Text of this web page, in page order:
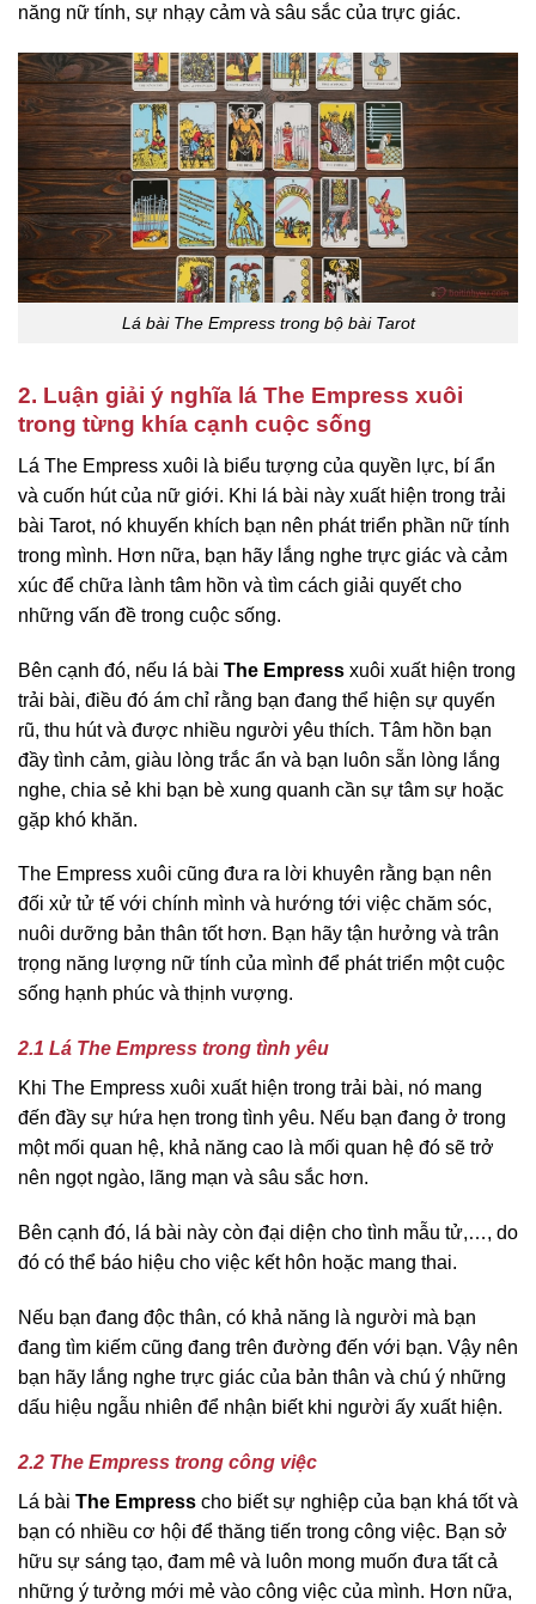
năng nữ tính, sự nhạy cảm và sâu sắc của trực giác.
Lá bài The Empress trong bộ bài Tarot
2. Luận giải ý nghĩa lá The Empress xuôi
trong từng khía cạnh cuộc sống
Lá The Empress xuôi là biểu tượng của quyền lực, bí ẩn
và cuốn hút của nữ giới. Khi lá bài này xuất hiện trong trải
bài Tarot, nó khuyến khích bạn nên phát triển phần nữ tính
trong mình. Hơn nữa, bạn hãy lắng nghe trực giác và cảm
xúc để chữa lành tâm hồn và tìm cách giải quyết cho
những vấn đề trong cuộc sống.
Bên cạnh đó, nếu lá bài The Empress xuôi xuất hiện trong
trải bài, điều đó ám chỉ rằng bạn đang thể hiện sự quyến
rũ, thu hút và được nhiều người yêu thích. Tâm hồn bạn
đầy tình cảm, giàu lòng trắc ẩn và bạn luôn sẵn lòng lắng
nghe, chia sẻ khi bạn bè xung quanh cần sự tâm sự hoặc
gặp khó khăn.
The Empress xuôi cũng đưa ra lời khuyên rằng bạn nên
đối xử tử tế với chính mình và hướng tới việc chăm sóc,
nuôi dưỡng bản thân tốt hơn. Bạn hãy tận hưởng và trân
trọng năng lượng nữ tính của mình để phát triển một cuộc
sống hạnh phúc và thịnh vượng.
2.1 Lá The Empress trong tình yêu
Khi The Empress xuôi xuất hiện trong trải bài, nó mang
đến đầy sự hứa hẹn trong tình yêu. Nếu bạn đang ở trong
một mối quan hệ, khả năng cao là mối quan hệ đó sẽ trở
nên ngọt ngào, lãng mạn và sâu sắc hơn.
Bên cạnh đó, lá bài này còn đại diện cho tình mẫu tử,…, do
đó có thể báo hiệu cho việc kết hôn hoặc mang thai.
Nếu bạn đang độc thân, có khả năng là người mà bạn
đang tìm kiếm cũng đang trên đường đến với bạn. Vậy nên
bạn hãy lắng nghe trực giác của bản thân và chú ý những
dấu hiệu ngẫu nhiên để nhận biết khi người ấy xuất hiện.
2.2 The Empress trong công việc
Lá bài The Empress cho biết sự nghiệp của bạn khá tốt và
bạn có nhiều cơ hội để thăng tiến trong công việc. Bạn sở
hữu sự sáng tạo, đam mê và luôn mong muốn đưa tất cả
những ý tưởng mới mẻ vào công việc của mình. Hơn nữa,